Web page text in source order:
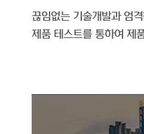
끊임없는 기술개발과 엄
제품 테스트를 통하여 제